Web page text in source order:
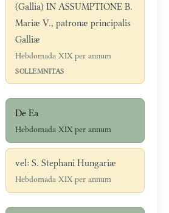
(Gallia) IN ASSUMPTIONE B.
Mariæ V., patronæ principalis
Galliæ
Hebdomada XIX per annum
SOLLEMNITAS
De Ea
Hebdomada XIX per annum
vel: S. Stephani Hungariæ
Hebdomada XIX per annum